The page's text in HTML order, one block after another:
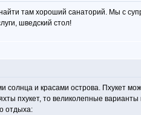
там хороший санаторий. Мы с
шведский стол!
и красами острова. Пхукет
пхукет, то великолепные
отдыха: